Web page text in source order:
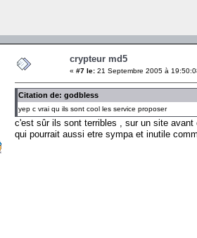
crypteur md5
« #7 le: 21 Septembre 2005 à
Citation de: godbless
yep c vrai qu ils sont cool les service proposer
c'est sûr ils sont terribles , sur un site
qui pourrait aussi etre sympa et inutile